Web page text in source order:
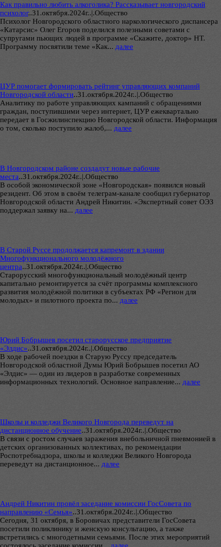
Как правильно любить алкоголика? Рассказывает новгородский
психолог..31.октября.2024г..|.Общество
Психолог Новгородского областного наркологического диспансера
«Катарсис» Олег Егоров поделился полезными советами с
супругами пьющих людей в программе «Скажите, доктор» НТ.
Программу посвятили теме «Как... далее
ЦУР помогает формировать рейтинг управляющих компаний
Новгородской области..31.октября.2024г..|.Общество
Аналитику по работе управляющих кампаний с обращениями
граждан, поступившими через интернет, ЦУР ежеквартально
передает в Госжилинспекцию Новгородской области. Информация
о том, сколько поступило жалоб,... далее
В Новгородском районе создадут новые рабочие
места..31.октября.2024г..|.Общество
В особой экономической зоне «Новгородская» появился новый
резидент. Об этом в своём телеграм-канале сообщил губернатор
Новгородской области Андрей Никитин. «Экспертный совет ОЭЗ
поддержал заявку на... далее
В Старой Руссе продолжается капремонт в здании
Многофункционального молодёжного
центра..31.октября.2024г..|.Общество
Старорусский многофункциональный молодёжный центр
капитально ремонтируется за счёт программы комплексного
развития молодёжной политики в субъектах РФ «Регион для
молодых» и пилотного проекта по... далее
Юрий Бобрышев посетил старорусское предприятие
«Элдис»..31.октября.2024г..|.Общество
В ходе рабочей поездки в Старую Руссу председатель
Новгородской областной Думы Юрий Бобрышев посетил АО
«Элдис» — один из лидеров в разработке современных
информационных технологий. Основное направление... далее
Школы и колледжи Великого Новгорода переведут на
дистанционное обучение..31.октября.2024г..|.Общество
В связи с ростом случаев заражения внебольничной пневмонией в
детских организованных коллективах, по рекомендации
Роспотребнадзора, школы и колледжи Великого Новгорода
переведут на дистанционное... далее
Андрей Никитин провёл заседание комиссии ГосСовета по
направлению «Семья»..31.октября.2024г..|.Общество
Сегодня, 31 октября, в Боровичах представители ГосСовета
посетили поликлинику и женскую консультацию, а также
встретились с многодетными семьями. После этих мероприятий